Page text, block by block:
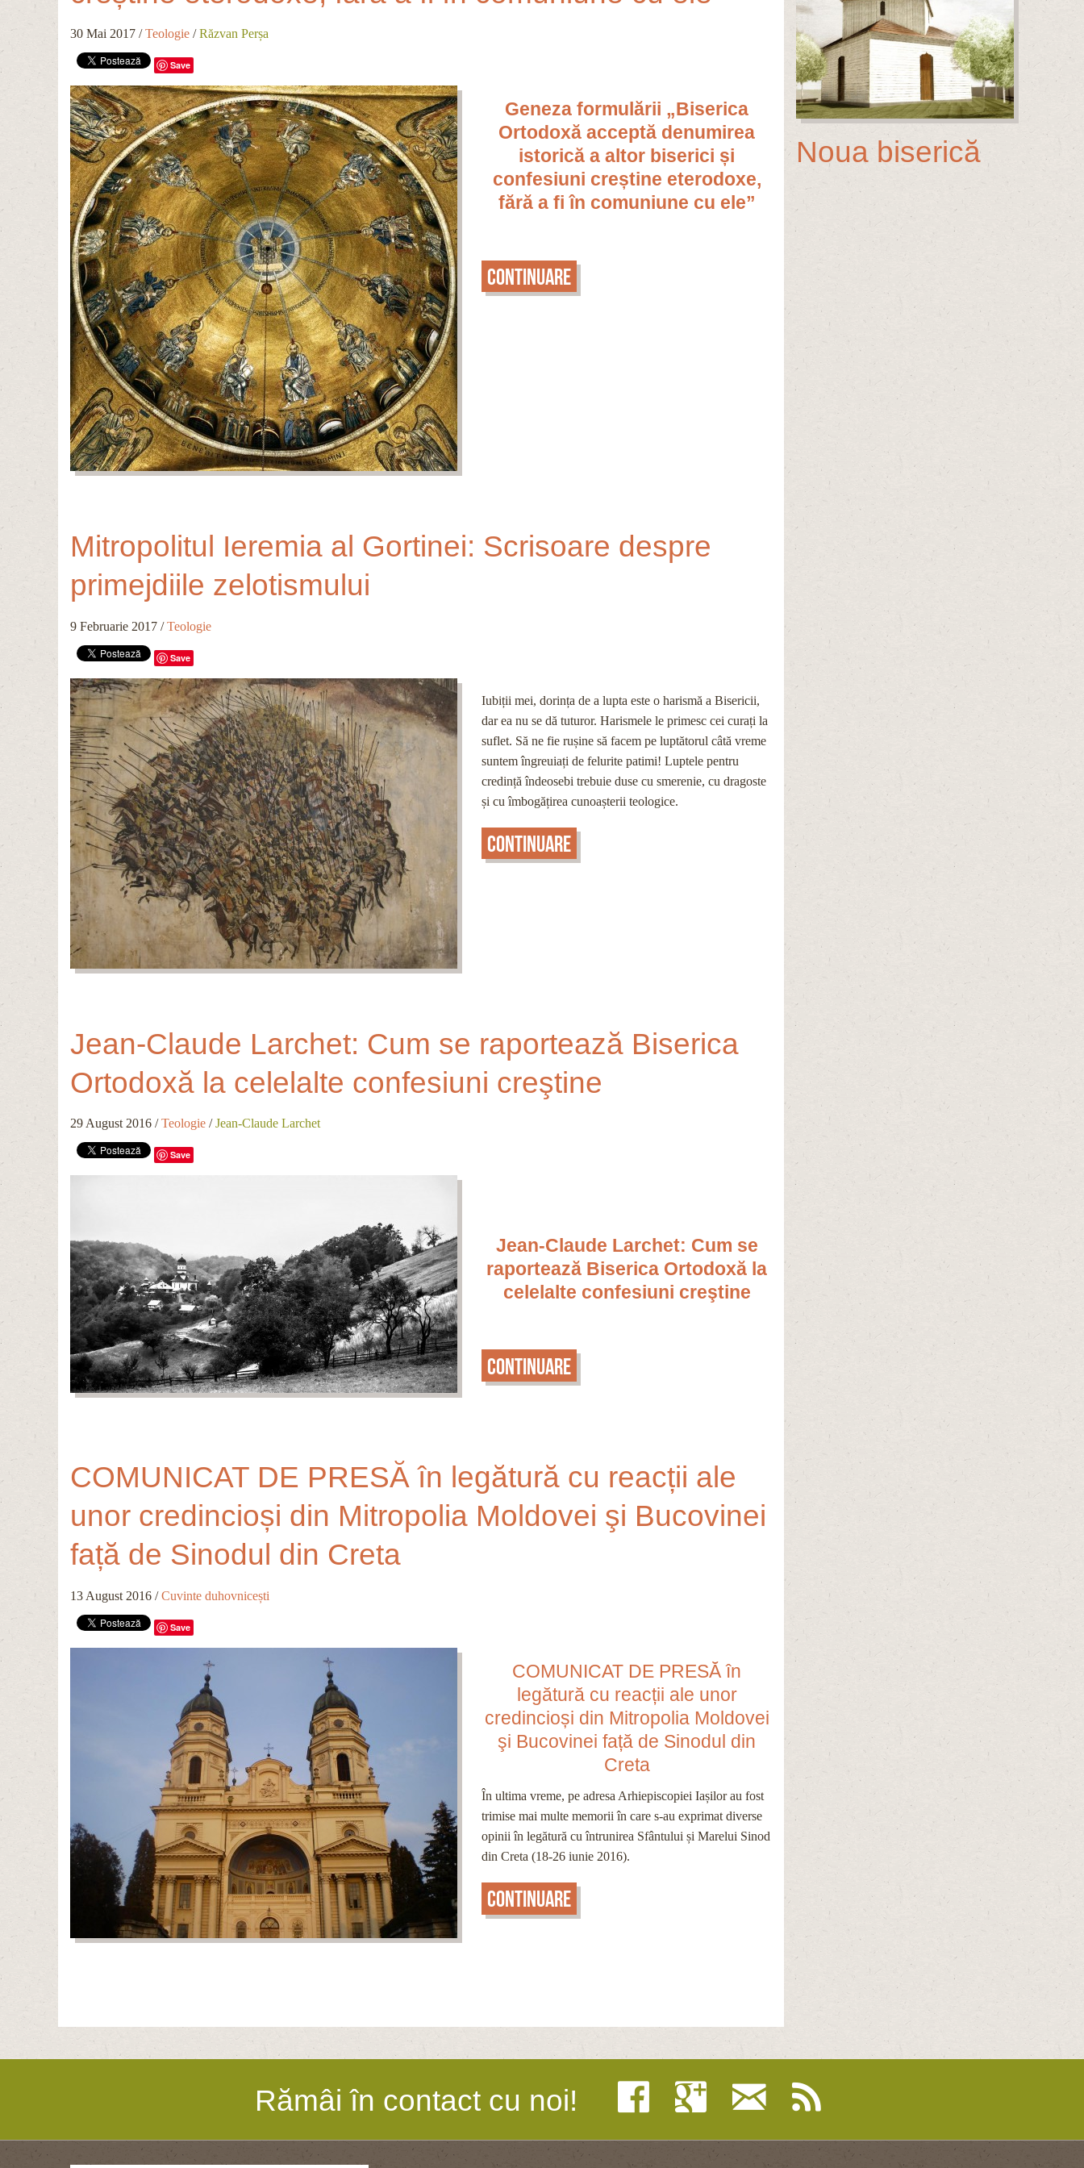
30 Mai 2017 /Teologie /Răzvan Perșa
Save
Geneza formulării „Biserica
Ortodoxă acceptă denumirea
istorică a altor biserici și
confesiuni creștine eterodoxe,
fără a fi în comuniune cu ele”
Continuare
Mitropolitul Ieremia al Gortinei: Scrisoare despre
primejdiile zelotismului
9 Februarie 2017 /Teologie
Save
Iubiții mei, dorința de a lupta este o harismă a Bisericii,
dar ea nu se dă tuturor. Harismele le primesc cei curați la
suflet. Să ne fie rușine să facem pe luptătorul câtă vreme
suntem îngreuiați de felurite patimi! Luptele pentru
credință îndeosebi trebuie duse cu smerenie, cu dragoste
și cu îmbogățirea cunoașterii teologice.
Continuare
Jean-Claude Larchet: Cum se raportează Biserica
Ortodoxă la celelalte confesiuni creştine
29 August 2016 /Teologie /Jean-Claude Larchet
Save
Jean-Claude Larchet: Cum se
raportează Biserica Ortodoxă la
celelalte confesiuni creştine
Continuare
COMUNICAT DE PRESĂ în legătură cu reacții ale
unor credincioși din Mitropolia Moldovei şi Bucovinei
față de Sinodul din Creta
13 August 2016 /Cuvinte duhovnicești
Save
COMUNICAT DE PRESĂ în
legătură cu reacții ale unor
credincioși din Mitropolia Moldovei
şi Bucovinei față de Sinodul din
Creta
În ultima vreme, pe adresa Arhiepiscopiei Iașilor au fost
trimise mai multe memorii în care s-au exprimat diverse
opinii în legătură cu întrunirea Sfântului și Marelui Sinod
din Creta (18-26 iunie 2016).
Continuare
Noua biserică
Rămâi în contact cu noi!